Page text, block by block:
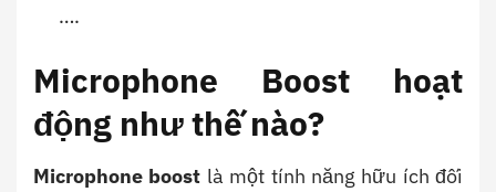
….
Microphone Boost hoạt
động như thế nào?
Microphone boost là một tính năng hữu ích đối